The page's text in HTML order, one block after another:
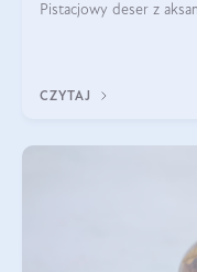
Pistacjowy deser z
CZYTAJ